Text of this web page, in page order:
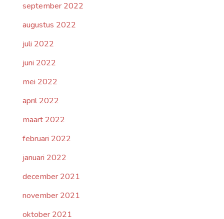
september 2022
augustus 2022
juli 2022
juni 2022
mei 2022
april 2022
maart 2022
februari 2022
januari 2022
december 2021
november 2021
oktober 2021